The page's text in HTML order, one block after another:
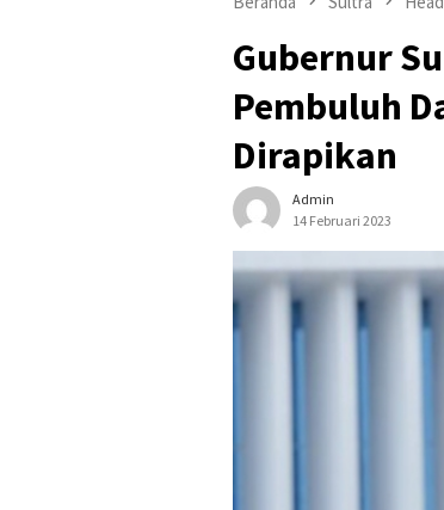
Gubernur
Pembuluh
Dirapikan
Admin
14 Februari 2023